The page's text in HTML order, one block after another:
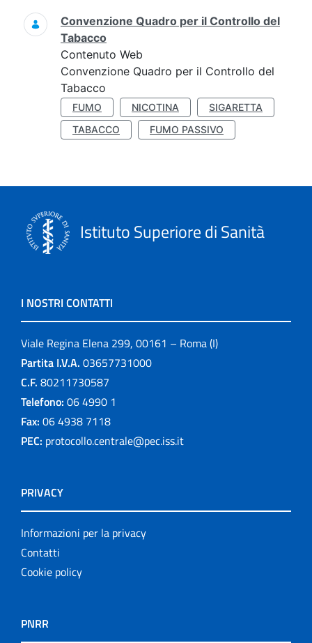
Ricerca
Convenzione Quadro per il Controllo del
Tabacco
Contenuto Web
Convenzione Quadro per il Controllo del
Tabacco
FUMO NICOTINA
SIGARETTA
TABACCO
FUMO PASSIVO
Istituto Superiore di Sanità
I NOSTRI CONTATTI
Viale Regina Elena 299, 00161 – Roma (I)
Partita I.V.A. 03657731000
C.F. 80211730587
Telefono: 06 4990 1
Fax: 06 4938 7118
PEC: protocollo.centrale@pec.iss.it
PRIVACY
Informazioni per la privacy
Contatti
Cookie policy
PNRR